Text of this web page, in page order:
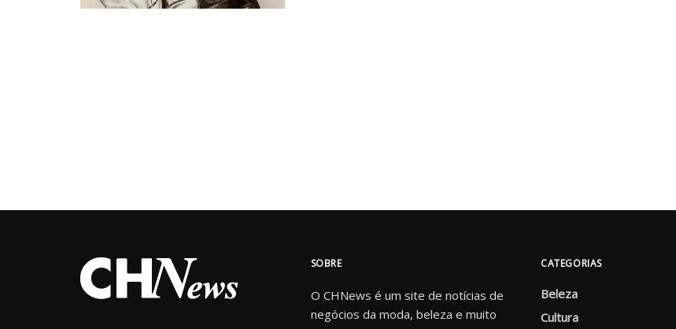
SOBRE
O CHNews é um site de notícias de
negócios da moda, beleza e muito
CATEGORIAS
Beleza
Cultura